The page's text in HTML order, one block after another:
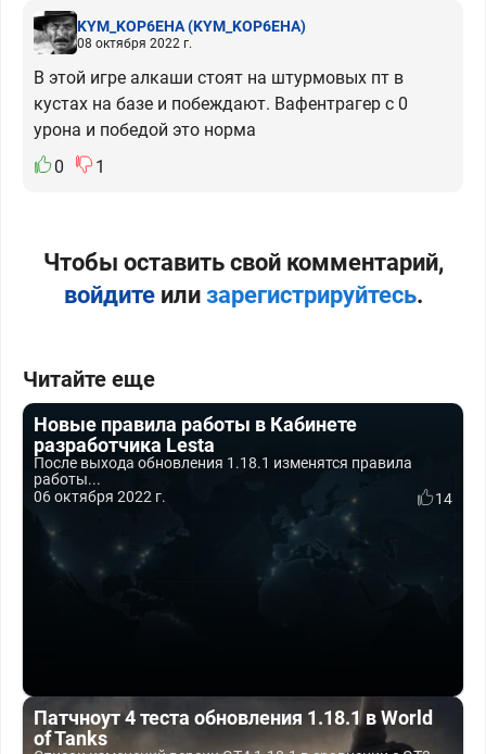
KYM_KOP6EHA(KYM_KOP6EHA)
08 октября 2022 г.
В этой игре алкаши стоят на штурмовых пт в
кустах на базе и побеждают. Вафентрагер с 0
урона и победой это норма
0
1
Чтобы оставить свой комментарий,
войдитеили зарегистрируйтесь.
Читайте еще
Новые правила работы в Кабинете
разработчика Lesta
После выхода обновления 1.18.1 изменятся правила
работы...
06 октября 2022 г.
14
Патчноут 4 теста обновления 1.18.1 в World
of Tanks